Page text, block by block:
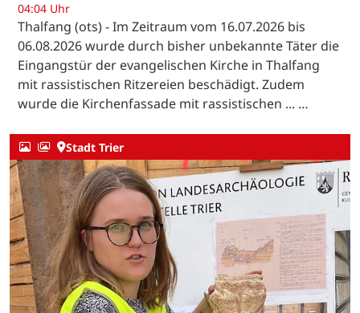
04:04 Uhr
Thalfang (ots) - Im Zeitraum vom 16.07.2026 bis
06.08.2026 wurde durch bisher unbekannte Täter die
Eingangstür der evangelischen Kirche in Thalfang
mit rassistischen Ritzereien beschädigt. Zudem
wurde die Kirchenfassade mit rassistischen ... …
Stadt Trier